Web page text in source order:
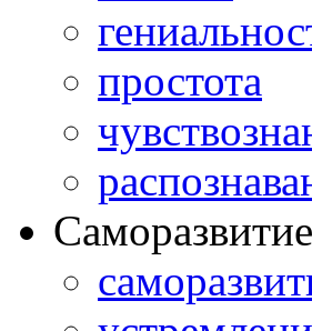
простота
Саморазвитие